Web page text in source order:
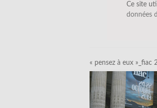
Ce site
données
« pensez à eux »_fiac